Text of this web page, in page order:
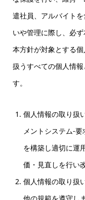
遣社員、アルバイト
いや管理に際し、必ず
本方針が対象とする
扱うすべての個人情
す。
個人情報の取り扱
メントシステム-
を構築し適切に運
価・見直しを行い
個人情報の取り扱
他の規範を遵守しま